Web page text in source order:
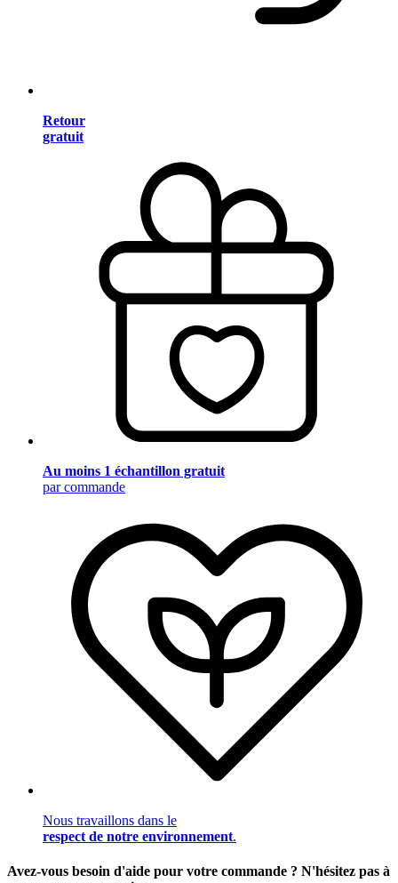
Retour
gratuit
Au moins 1 échantillon gratuit
par commande
Nous travaillons dans le
respect de notre environnement.
Avez-vous besoin d'aide pour votre commande ? N'hésitez pas à